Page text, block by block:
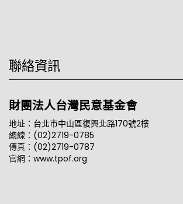
聯絡資訊
財團法人台灣民意基金會
地址：台北市中山區復興北路170號2樓
總線：(02)2719-0785
傳真：(02)2719-0787
官網：www.tpof.org